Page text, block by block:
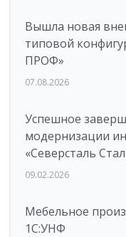
Вышла новая
типовой
ПРОФ»
07.08.2026
Успешное
модернизации
«Северсталь
09.02.2026
Мебельное
1С:УНФ